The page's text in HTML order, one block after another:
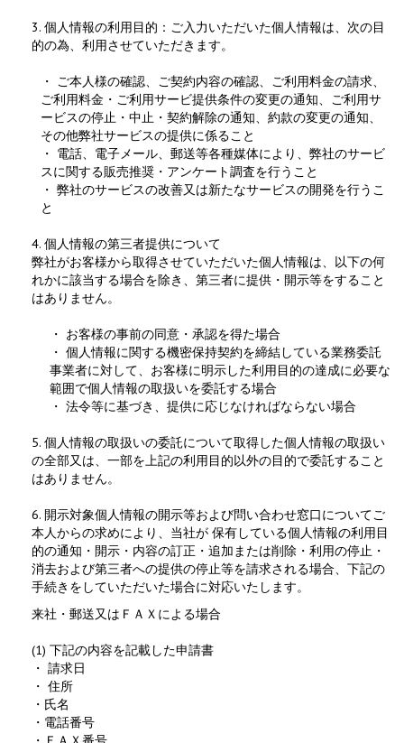
3. 個人情報の利用目的：ご入力いただいた個人情報は、次の目
的の為、利用させていただきます。
・ ご本人様の確認、ご契約内容の確認、ご利用料金の請求、
ご利用料金・ご利用サービ提供条件の変更の通知、ご利用サ
ービスの停止・中止・契約解除の通知、約款の変更の通知、
その他弊社サービスの提供に係ること
・ 電話、電子メール、郵送等各種媒体により、弊社のサービ
スに関する販売推奨・アンケート調査を行うこと
・ 弊社のサービスの改善又は新たなサービスの開発を行うこ
と
4. 個人情報の第三者提供について
弊社がお客様から取得させていただいた個人情報は、以下の何
れかに該当する場合を除き、第三者に提供・開示等をすること
はありません。
・ お客様の事前の同意・承認を得た場合
・ 個人情報に関する機密保持契約を締結している業務委託
事業者に対して、お客様に明示した利用目的の達成に必要な
範囲で個人情報の取扱いを委託する場合
・ 法令等に基づき、提供に応じなければならない場合
5. 個人情報の取扱いの委託について取得した個人情報の取扱い
の全部又は、一部を上記の利用目的以外の目的で委託すること
はありません。
6. 開示対象個人情報の開示等および問い合わせ窓口についてご
本人からの求めにより、当社が 保有している個人情報の利用目
的の通知・開示・内容の訂正・追加または削除・利用の停止・
消去および第三者への提供の停止等を請求される場合、下記の
手続きをしていただいた場合に対応いたします。
来社・郵送又はＦＡＸによる場合
(1) 下記の内容を記載した申請書
・ 請求日
・ 住所
・氏名
・電話番号